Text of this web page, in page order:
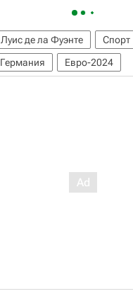
Луис де ла Фуэнте Спорт
Германия Евро-2024